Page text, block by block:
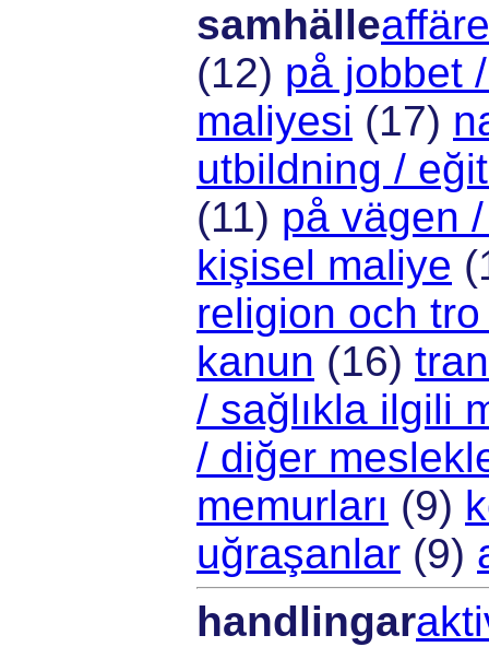
samhälle
(12) på jobbet
maliyesi (17)
utbildning /
(11) på vägen
kişisel maliye
religion och
kanun (16)
/ sağlıkla ilgili
/ diğer
memurları (9)
uğraşanlar (9)
handlingar